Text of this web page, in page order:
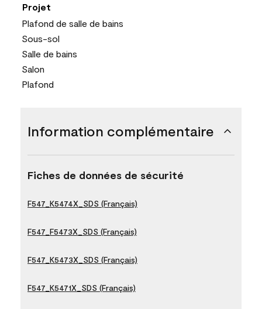
Projet
Plafond de salle de bains
Sous-sol
Salle de bains
Salon
Plafond
Information complémentaire
Fiches de données de sécurité
F547_K5474X_SDS (Français)
F547_F5473X_SDS (Français)
F547_K5473X_SDS (Français)
F547_K5471X_SDS (Français)